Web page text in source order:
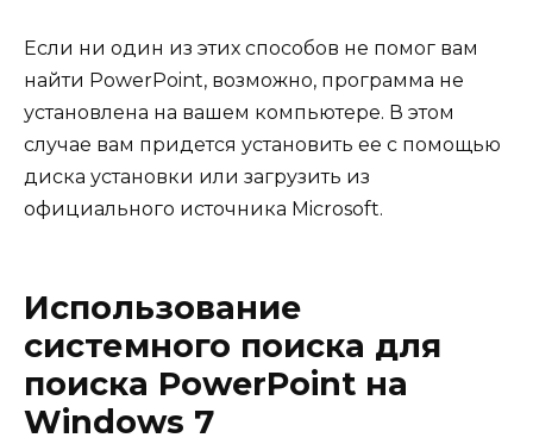
Если ни один из этих способов не помог вам
найти PowerPoint, возможно, программа не
установлена на вашем компьютере. В этом
случае вам придется установить ее с помощью
диска установки или загрузить из
официального источника Microsoft.
Использование
системного поиска для
поиска PowerPoint на
Windows 7